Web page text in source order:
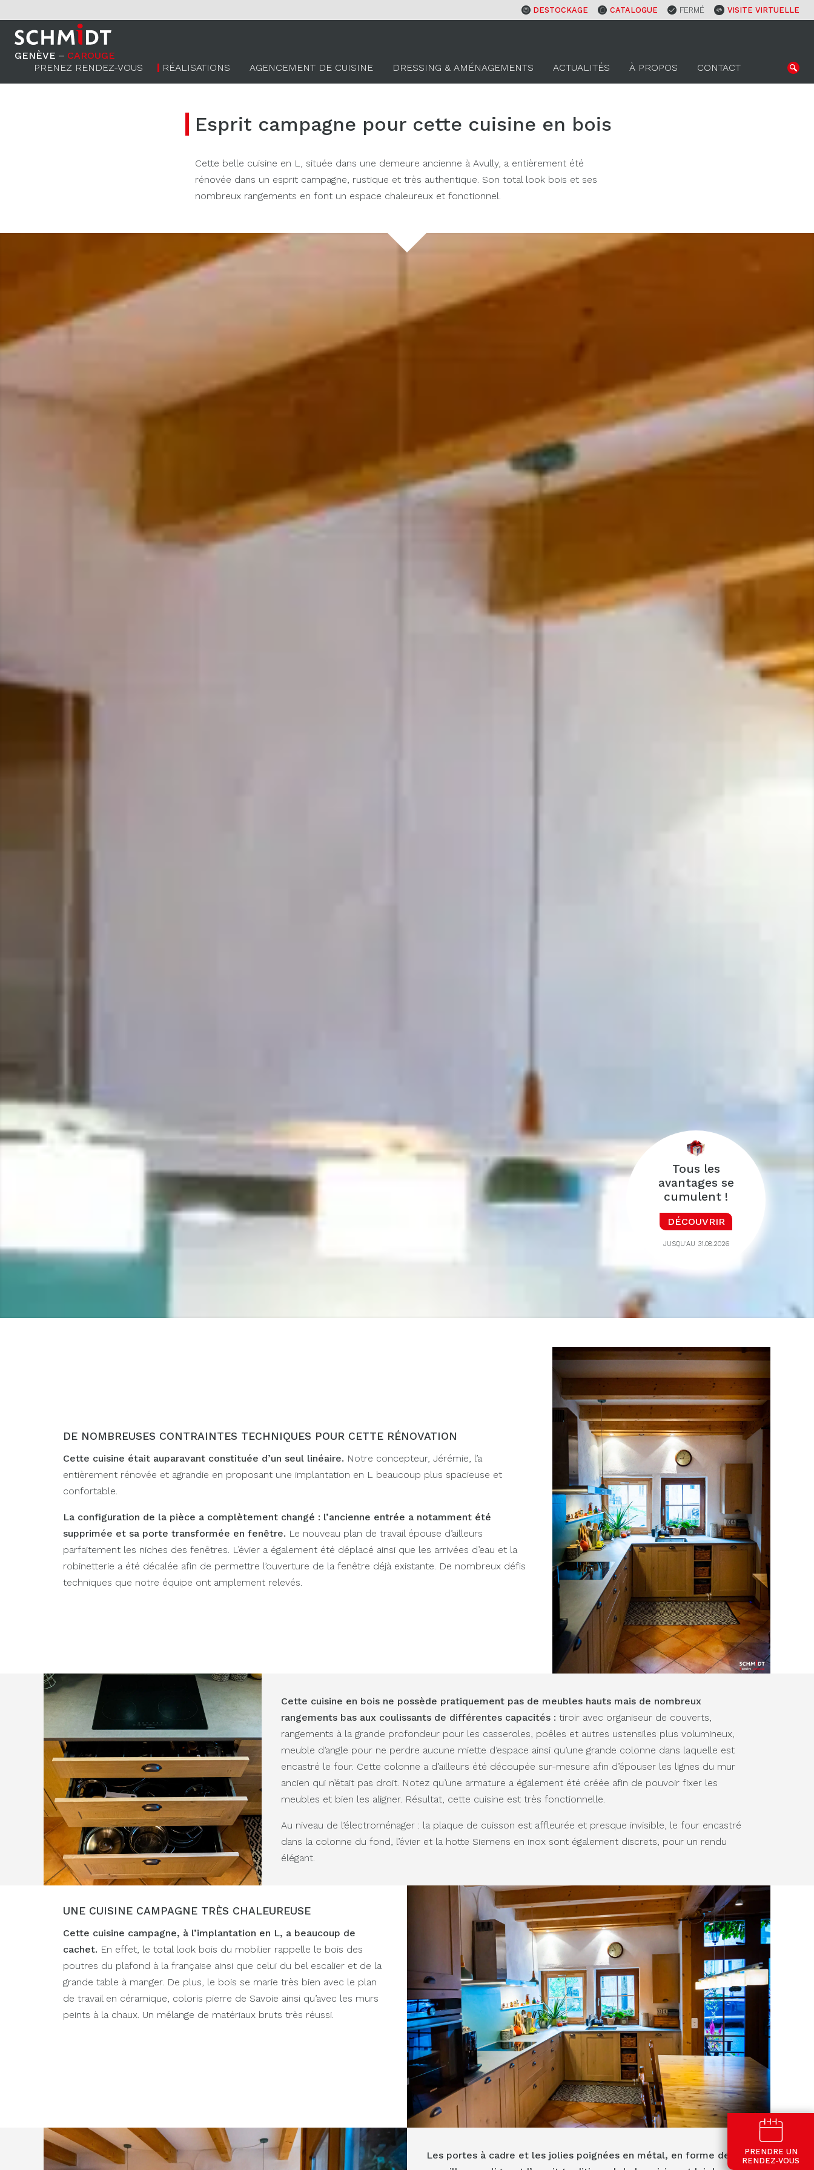
PRENDRE UN
RENDEZ-VOUS
DESTOCKAGE CATALOGUE FERMÉ VISITE VIRTUELLE
GENÈVE ‒ CAROUGE
PRENEZ RENDEZ-VOUS
RÉALISATIONS AGENCEMENT DE CUISINE DRESSING & AMÉNAGEMENTS ACTUALITÉS À PROPOS CONTACT
Esprit campagne pour cette cuisine en bois
Cette belle cuisine en L, située dans une demeure ancienne à Avully, a entièrement été
rénovée dans un esprit campagne, rustique et très authentique. Son total look bois et ses
nombreux rangements en font un espace chaleureux et fonctionnel.
Tous les
avantages se
cumulent !
DÉCOUVRIR
JUSQU'AU 31.08.2026
DE NOMBREUSES CONTRAINTES TECHNIQUES POUR CETTE RÉNOVATION
Cette cuisine était auparavant constituée d’un seul linéaire. Notre concepteur, Jérémie, l’a
entièrement rénovée et agrandie en proposant une implantation en L beaucoup plus spacieuse et
confortable.
La configuration de la pièce a complètement changé : l’ancienne entrée a notamment été
supprimée et sa porte transformée en fenêtre. Le nouveau plan de travail épouse d’ailleurs
parfaitement les niches des fenêtres. L’évier a également été déplacé ainsi que les arrivées d’eau et la
robinetterie a été décalée afin de permettre l’ouverture de la fenêtre déjà existante. De nombreux défis
techniques que notre équipe ont amplement relevés.
Cette cuisine en bois ne possède pratiquement pas de meubles hauts mais de nombreux
rangements bas aux coulissants de différentes capacités : tiroir avec organiseur de couverts,
rangements à la grande profondeur pour les casseroles, poêles et autres ustensiles plus volumineux,
meuble d’angle pour ne perdre aucune miette d’espace ainsi qu’une grande colonne dans laquelle est
encastré le four. Cette colonne a d’ailleurs été découpée sur-mesure afin d’épouser les lignes du mur
ancien qui n’était pas droit. Notez qu’une armature a également été créée afin de pouvoir fixer les
meubles et bien les aligner. Résultat, cette cuisine est très fonctionnelle.
Au niveau de l’électroménager : la plaque de cuisson est affleurée et presque invisible, le four encastré
dans la colonne du fond, l’évier et la hotte Siemens en inox sont également discrets, pour un rendu
élégant.
UNE CUISINE CAMPAGNE TRÈS CHALEUREUSE
Cette cuisine campagne, à l’implantation en L, a beaucoup de
cachet. En effet, le total look bois du mobilier rappelle le bois des
poutres du plafond à la française ainsi que celui du bel escalier et de la
grande table à manger. De plus, le bois se marie très bien avec le plan
de travail en céramique, coloris pierre de Savoie ainsi qu’avec les murs
peints à la chaux. Un mélange de matériaux bruts très réussi.
Les portes à cadre et les jolies poignées en métal, en forme de